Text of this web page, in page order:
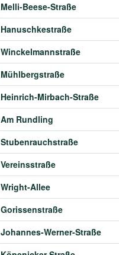
Melli-Beese-Straße
Hanuschkestraße
Winckelmannstraße
Mühlbergstraße
Heinrich-Mirbach-Straße
Am Rundling
Stubenrauchstraße
Vereinsstraße
Wright-Allee
Gorissenstraße
Johannes-Werner-Straße